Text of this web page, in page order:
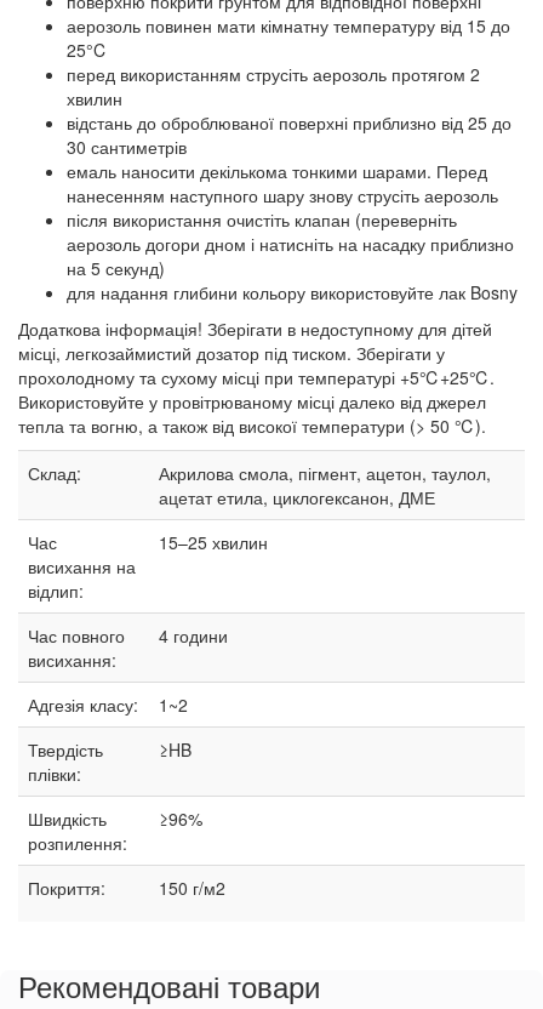
аерозоль повинен мати кімнатну температуру від 15 до
25°C
перед використанням струсіть аерозоль протягом 2
хвилин
відстань до оброблюваної поверхні приблизно від 25 до
30 сантиметрів
емаль наносити декількома тонкими шарами. Перед
нанесенням наступного шару знову струсіть аерозоль
після використання очистіть клапан (переверніть
аерозоль догори дном і натисніть на насадку приблизно
на 5 секунд)
для надання глибини кольору використовуйте лак Bosny
Додаткова інформація! Зберігати в недоступному для дітей
місці, легкозаймистий дозатор під тиском. Зберігати у
прохолодному та сухому місці при температурі +5℃+25℃.
Використовуйте у провітрюваному місці далеко від джерел
тепла та вогню, а також від високої температури (> 50 ℃).
Склад:
Акрилова смола, пігмент, ацетон, таулол,
ацетат етила, циклогексанон, ДМЕ
Час
висихання на
відлип:
15–25 хвилин
Час повного
висихання:
4 години
Адгезія класу:
1~2
Твердість
плівки:
≥HB
Швидкість
розпилення:
≥96%
Покриття: 150 г/м2
Рекомендовані товари